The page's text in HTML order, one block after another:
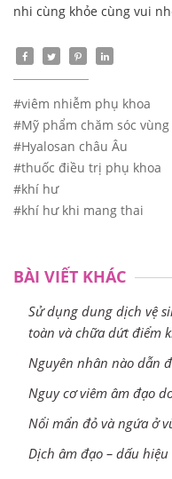
nhi cùng khỏe cùng vui
#viêm nhiễm phụ khoa
#Mỹ phẩm chăm sóc vùng
#Hyalosan châu Âu
#thuốc điều trị phụ khoa
#khí hư
#khí hư khi mang thai
BÀI VIẾT KHÁC
Sử dụng dung dịch vệ
toàn và chữa dứt điểm
Nguyên nhân nào dẫn
Nguy cơ viêm âm đạo
Nổi mẩn đỏ và ngứa ở
Dịch âm đạo – dấu